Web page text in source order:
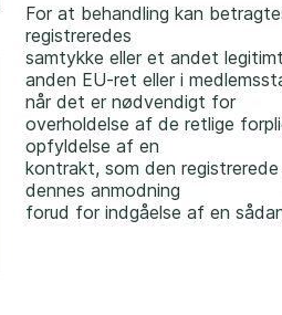
For at behandling kan
registreredes
samtykke eller et andet
anden EU-ret eller i
når det er nødvendigt for
overholdelse af de retlige
opfyldelse af en
kontrakt, som den
dennes anmodning
forud for indgåelse af en